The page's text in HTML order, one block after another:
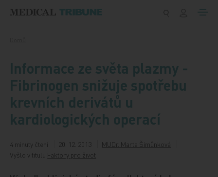
Informace ze světa plazmy -
Fibrinogen snižuje spotřebu
krevních derivátů u
kardiologických operací
4 minuty čtení 20. 12. 2013
MUDr. Marta Šimůnková
Vyšlo v titulu Faktory pro život